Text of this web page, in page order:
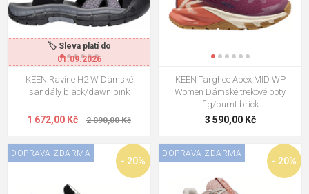
🏷️ Sleva platí do
01.09.2026
KEEN Ravine H2 W Dámské
sandály black/dawn pink
1 672,00 Kč 2 090,00 Kč
KEEN Targhee Apex MID WP
Women Dámské trekové boty
fig/burnt brick
3 590,00 Kč
- 20%
DOPRAVA ZDARMA
- 20%
DOPRAVA ZDARMA